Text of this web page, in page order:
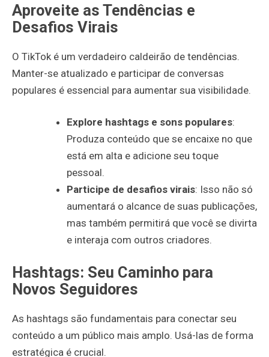
Aproveite as Tendências e
Desafios Virais
O TikTok é um verdadeiro caldeirão de tendências.
Manter-se atualizado e participar de conversas
populares é essencial para aumentar sua visibilidade.
Explore hashtags e sons populares:
Produza conteúdo que se encaixe no que
está em alta e adicione seu toque
pessoal.
Participe de desafios virais: Isso não só
aumentará o alcance de suas publicações,
mas também permitirá que você se divirta
e interaja com outros criadores.
Hashtags: Seu Caminho para
Novos Seguidores
As hashtags são fundamentais para conectar seu
conteúdo a um público mais amplo. Usá-las de forma
estratégica é crucial.